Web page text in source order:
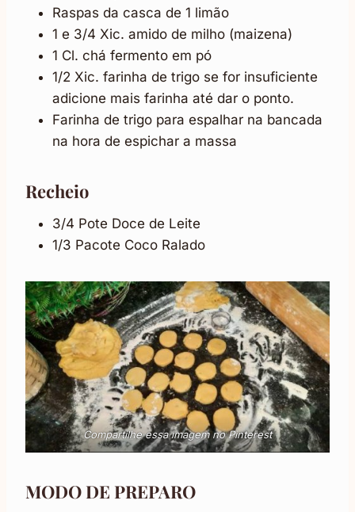
Raspas da casca de 1 limão
1 e 3/4 Xic. amido de milho (maizena)
1 Cl. chá fermento em pó
1/2 Xic. farinha de trigo se for insuficiente
adicione mais farinha até dar o ponto.
Farinha de trigo para espalhar na bancada
na hora de espichar a massa
Recheio
3/4 Pote Doce de Leite
1/3 Pacote Coco Ralado
Compartilhe essa imagem no Pinterest
MODO DE PREPARO